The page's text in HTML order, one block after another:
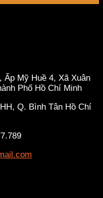
Ấp Mỹ Huề 4, Xã Xuân
Phố Hồ Chí Minh
Q. Bình Tân Hồ Chí